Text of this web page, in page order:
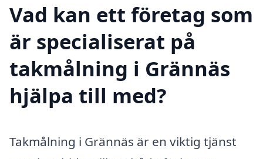
Vad kan ett företag som
är specialiserat på
takmålning i Grännäs
hjälpa till med?
Takmålning i Grännäs är en viktig tjänst